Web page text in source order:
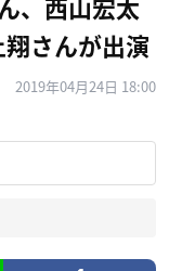
、西山宏太
さんが出演
2019年04月24日 18:00